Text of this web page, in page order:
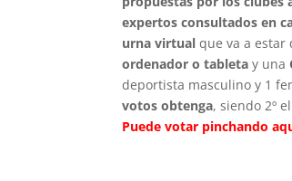
expertos consultados en
urna virtual que va a
ordenador o tableta y una
deportista masculino y 1
votos obtenga, siendo 2º
Puede votar pinchando